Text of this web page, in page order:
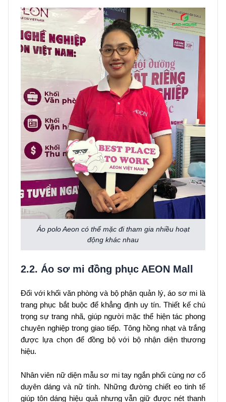
Áo polo Aeon có thể mặc đi tham gia nhiều hoạt
động khác nhau
2.2. Áo sơ mi đồng phục AEON Mall
Đối với khối văn phòng và bộ phận quản lý, áo sơ mi là
trang phục bắt buộc để khẳng định uy tín. Thiết kế chú
trọng sự trang nhã, giúp người mặc thể hiện tác phong
chuyên nghiệp trong giao tiếp. Tông hồng nhạt và trắng
được lựa chọn để đồng bộ với bộ nhận diện thương
hiệu.
Nhân viên nữ diện mẫu sơ mi tay ngắn phối cùng nơ cổ
duyên dáng và nữ tính. Những đường chiết eo tinh tế
giúp tôn dáng hiệu quả nhưng vẫn giữ được nét thanh